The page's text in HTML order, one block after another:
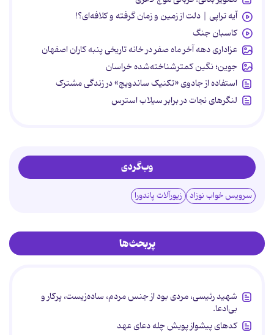
آیه تراپی | دلت از زمین و زمان گرفته و کلافه‌ای؟!
کاسبان جنگ
عزاداری دهه آخر ماه صفر در خانه تاریخی پنبه کاران اصفهان
جوین؛ نگین کمترشناخته‌شده خراسان
استفاده از جادوی «تکنیک ساندویچ» در زندگی مشترک
لنگرهای نجات در برابر سیلاب استرس
وب‌گردی
سرویس خواب نوزاد زیورآلات پاندورا
پربحث‌ها
شهید رئیسی، مردی بود از جنس مردم، ساده‌زیست، پرکار و
بی‌ادعا.
کدهای پیشواز پویش چله دعای عهد